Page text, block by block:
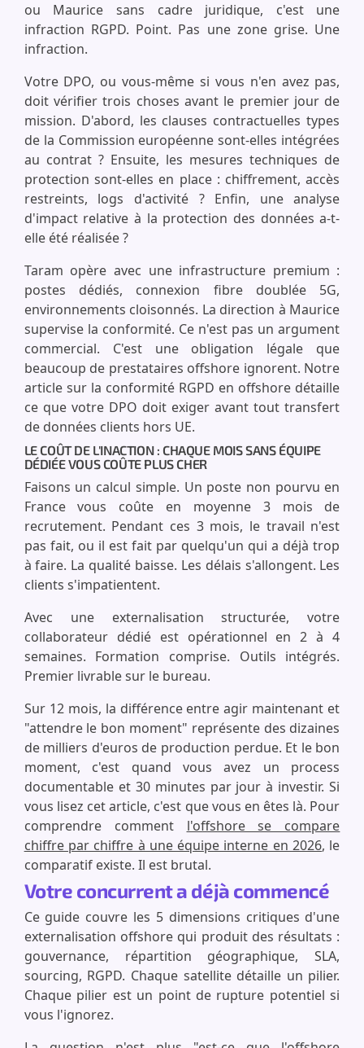
ou Maurice sans cadre juridique, c'est une
infraction RGPD. Point. Pas une zone grise. Une
infraction.
Votre DPO, ou vous-même si vous n'en avez pas,
doit vérifier trois choses avant le premier jour de
mission. D'abord, les clauses contractuelles types
de la Commission européenne sont-elles intégrées
au contrat ? Ensuite, les mesures techniques de
protection sont-elles en place : chiffrement, accès
restreints, logs d'activité ? Enfin, une analyse
d'impact relative à la protection des données a-t-
elle été réalisée ?
Taram opère avec une infrastructure premium :
postes dédiés, connexion fibre doublée 5G,
environnements cloisonnés. La direction à Maurice
supervise la conformité. Ce n'est pas un argument
commercial. C'est une obligation légale que
beaucoup de prestataires offshore ignorent. Notre
article sur la conformité RGPD en offshore détaille
ce que votre DPO doit exiger avant tout transfert
de données clients hors UE.
LE COÛT DE L'INACTION : CHAQUE MOIS SANS ÉQUIPE
DÉDIÉE VOUS COÛTE PLUS CHER
Faisons un calcul simple. Un poste non pourvu en
France vous coûte en moyenne 3 mois de
recrutement. Pendant ces 3 mois, le travail n'est
pas fait, ou il est fait par quelqu'un qui a déjà trop
à faire. La qualité baisse. Les délais s'allongent. Les
clients s'impatientent.
Avec une externalisation structurée, votre
collaborateur dédié est opérationnel en 2 à 4
semaines. Formation comprise. Outils intégrés.
Premier livrable sur le bureau.
Sur 12 mois, la différence entre agir maintenant et
"attendre le bon moment" représente des dizaines
de milliers d'euros de production perdue. Et le bon
moment, c'est quand vous avez un process
documentable et 30 minutes par jour à investir. Si
vous lisez cet article, c'est que vous en êtes là. Pour
comprendre comment l'offshore se compare
chiffre par chiffre à une équipe interne en 2026, le
comparatif existe. Il est brutal.
Votre concurrent a déjà commencé
Ce guide couvre les 5 dimensions critiques d'une
externalisation offshore qui produit des résultats :
gouvernance, répartition géographique, SLA,
sourcing, RGPD. Chaque satellite détaille un pilier.
Chaque pilier est un point de rupture potentiel si
vous l'ignorez.